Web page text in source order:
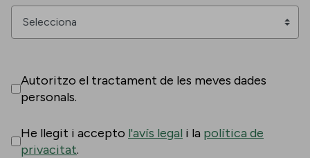
Autoritzo el tractament de les meves dades
personals.
He llegit i accepto l'avís legal i la política de
privacitat.